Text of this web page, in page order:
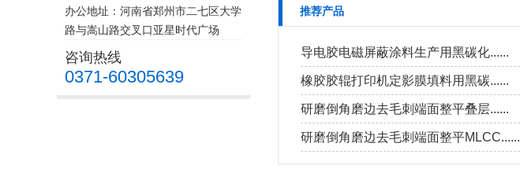
办公地址：河南省郑州市二七区大学
路与嵩山路交叉口亚星时代广场
咨询热线
0371-60305639
推荐产品
导电胶电磁屏蔽涂料生产用黑碳化......
橡胶胶辊打印机定影膜填料用黑碳......
研磨倒角磨边去毛刺端面整平叠层......
研磨倒角磨边去毛刺端面整平MLCC......